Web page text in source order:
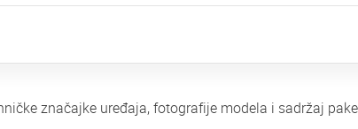
značajke uređaja, fotografije modela i sadržaj